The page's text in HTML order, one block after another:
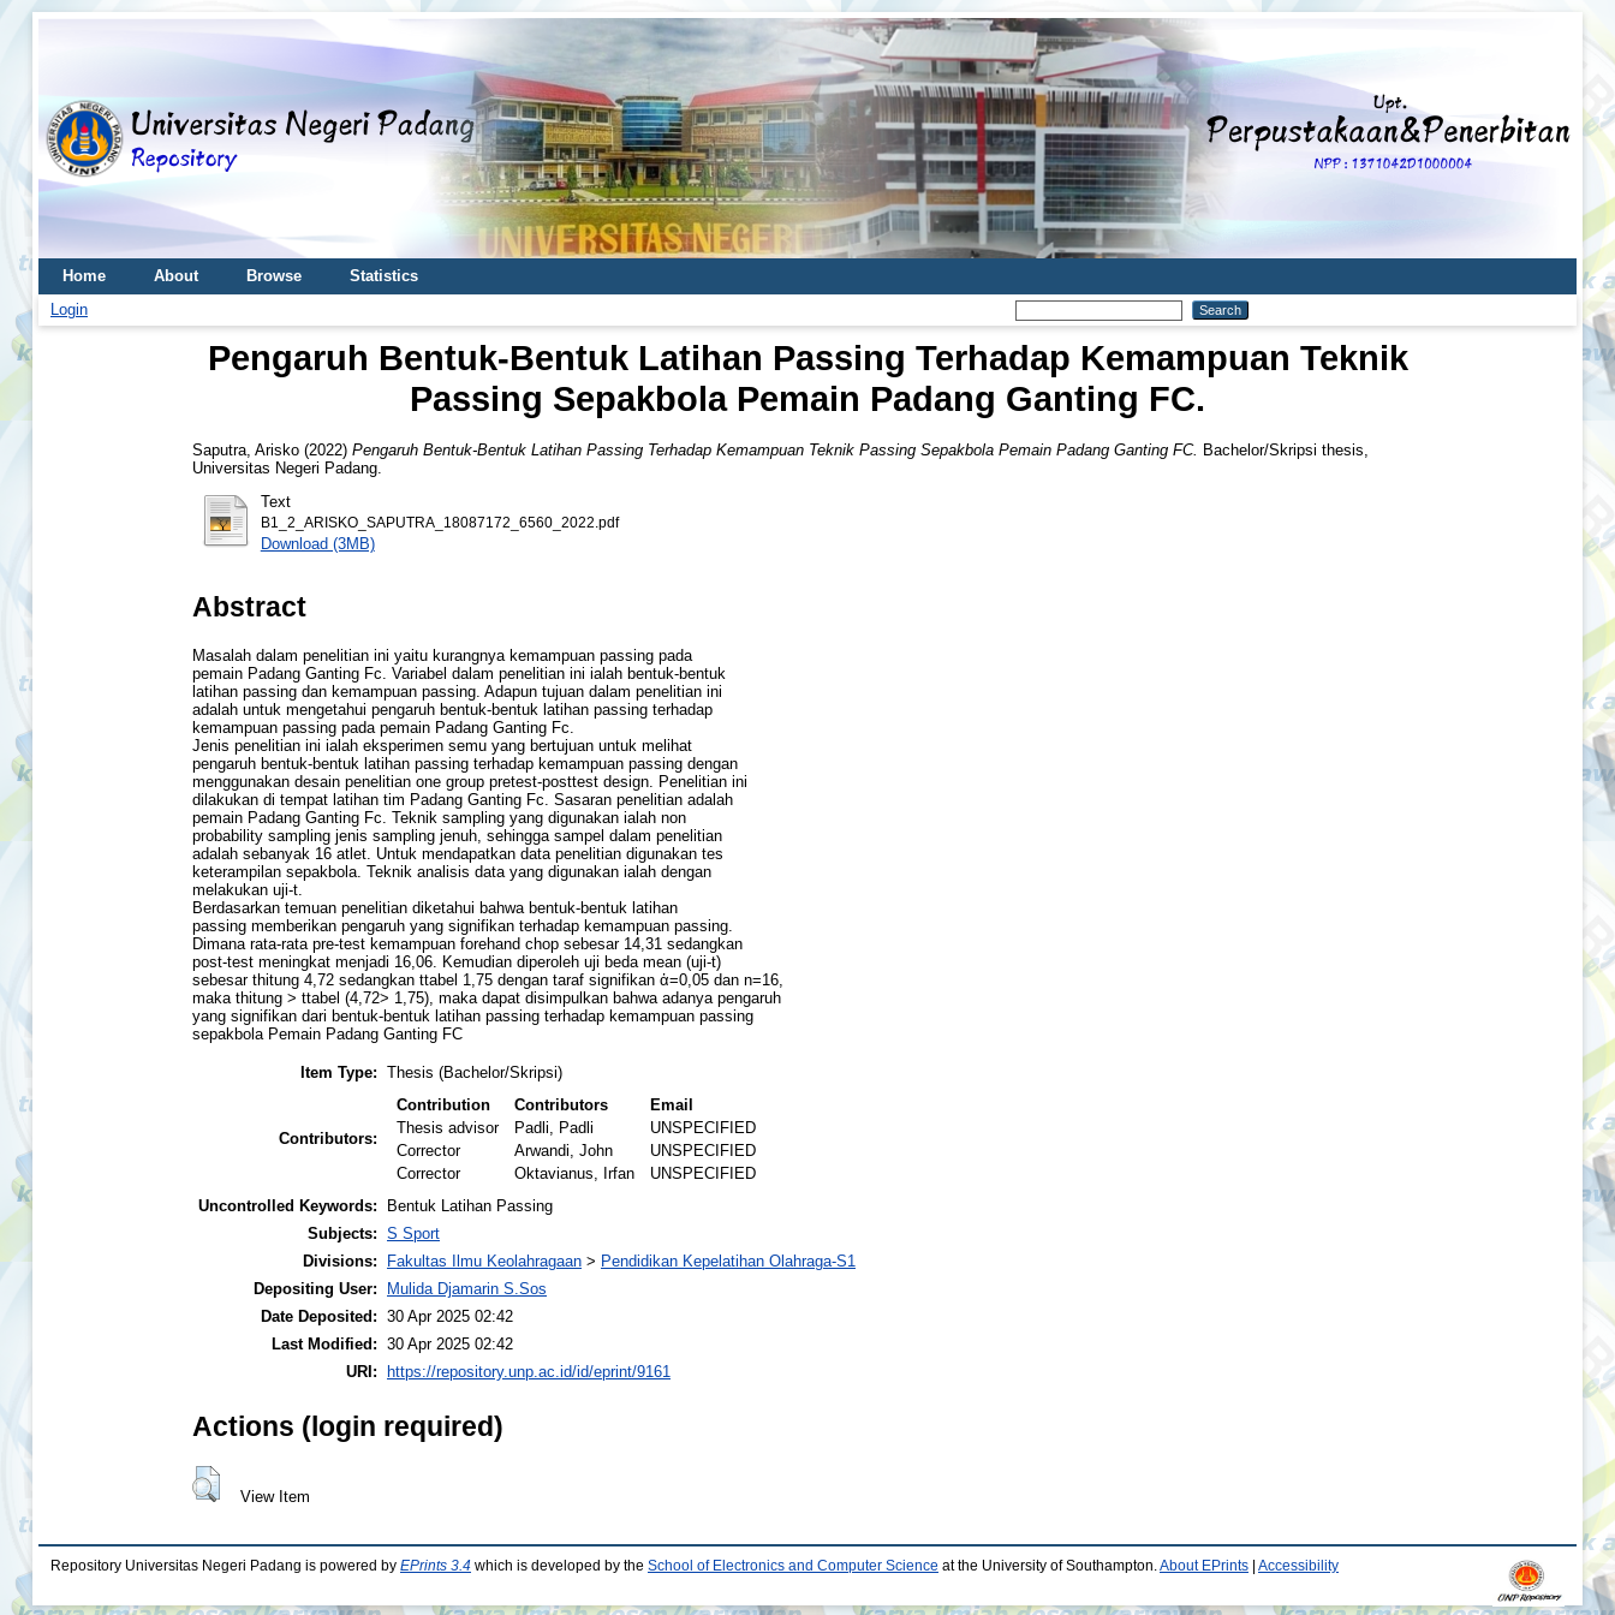
Home About Browse
Statistics
Login
Pengaruh Bentuk-Bentuk Latihan Passing Terhadap Kemampuan Teknik
Passing Sepakbola Pemain Padang Ganting FC.
Saputra, Arisko (2022) Pengaruh Bentuk-Bentuk Latihan Passing Terhadap Kemampuan Teknik Passing Sepakbola Pemain Padang Ganting FC. Bachelor/Skripsi thesis,
Universitas Negeri Padang.
Text
B1_2_ARISKO_SAPUTRA_18087172_6560_2022.pdf
Download (3MB)
Abstract
Masalah dalam penelitian ini yaitu kurangnya kemampuan passing pada
pemain Padang Ganting Fc. Variabel dalam penelitian ini ialah bentuk-bentuk
latihan passing dan kemampuan passing. Adapun tujuan dalam penelitian ini
adalah untuk mengetahui pengaruh bentuk-bentuk latihan passing terhadap
kemampuan passing pada pemain Padang Ganting Fc.
Jenis penelitian ini ialah eksperimen semu yang bertujuan untuk melihat
pengaruh bentuk-bentuk latihan passing terhadap kemampuan passing dengan
menggunakan desain penelitian one group pretest-posttest design. Penelitian ini
dilakukan di tempat latihan tim Padang Ganting Fc. Sasaran penelitian adalah
pemain Padang Ganting Fc. Teknik sampling yang digunakan ialah non
probability sampling jenis sampling jenuh, sehingga sampel dalam penelitian
adalah sebanyak 16 atlet. Untuk mendapatkan data penelitian digunakan tes
keterampilan sepakbola. Teknik analisis data yang digunakan ialah dengan
melakukan uji-t.
Berdasarkan temuan penelitian diketahui bahwa bentuk-bentuk latihan
passing memberikan pengaruh yang signifikan terhadap kemampuan passing.
Dimana rata-rata pre-test kemampuan forehand chop sebesar 14,31 sedangkan
post-test meningkat menjadi 16,06. Kemudian diperoleh uji beda mean (uji-t)
sebesar thitung 4,72 sedangkan ttabel 1,75 dengan taraf signifikan ἀ=0,05 dan n=16,
maka thitung > ttabel (4,72> 1,75), maka dapat disimpulkan bahwa adanya pengaruh
yang signifikan dari bentuk-bentuk latihan passing terhadap kemampuan passing
sepakbola Pemain Padang Ganting FC
Item Type: Thesis (Bachelor/Skripsi)
Contributors:
Contribution Contributors
Email
Thesis advisor
Padli, Padli
UNSPECIFIED
Corrector
Arwandi, John
UNSPECIFIED
Corrector
Oktavianus, Irfan
UNSPECIFIED
Uncontrolled Keywords:
Bentuk Latihan Passing
Subjects: S Sport
Divisions:
Fakultas Ilmu Keolahragaan > Pendidikan Kepelatihan Olahraga-S1
Depositing User:
Mulida Djamarin S.Sos
Date Deposited: 30 Apr 2025 02:42
Last Modified: 30 Apr 2025 02:42
URI:
https://repository.unp.ac.id/id/eprint/9161
Actions (login required)
View Item
Repository Universitas Negeri Padang is powered by EPrints 3.4 which is developed by the School of Electronics and Computer Science at the University of Southampton.About EPrints Accessibility